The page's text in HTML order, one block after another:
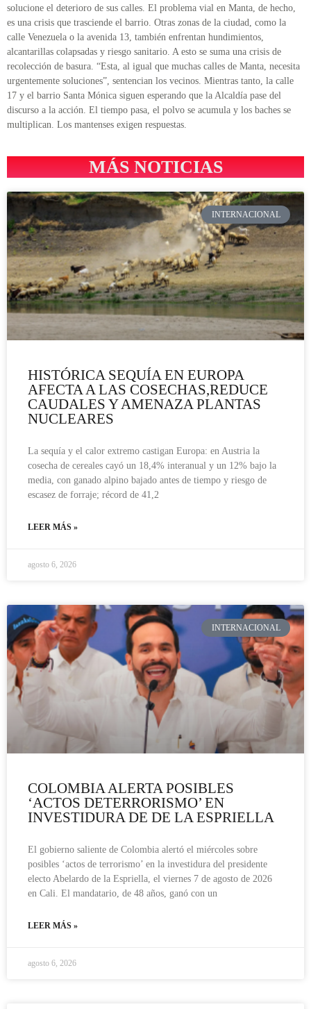
solucione el deterioro de sus calles. El problema vial en Manta, de hecho,
es una crisis que trasciende el barrio. Otras zonas de la ciudad, como la
calle Venezuela o la avenida 13, también enfrentan hundimientos,
alcantarillas colapsadas y riesgo sanitario. A esto se suma una crisis de
recolección de basura. “Esta, al igual que muchas calles de Manta, necesita
urgentemente soluciones”, sentencian los vecinos. Mientras tanto, la calle
17 y el barrio Santa Mónica siguen esperando que la Alcaldía pase del
discurso a la acción. El tiempo pasa, el polvo se acumula y los baches se
multiplican. Los mantenses exigen respuestas.
MÁS NOTICIAS
INTERNACIONAL
HISTÓRICA SEQUÍA EN EUROPA
AFECTA A LAS COSECHAS,REDUCE
CAUDALES Y AMENAZA PLANTAS
NUCLEARES
La sequía y el calor extremo castigan Europa: en Austria la
cosecha de cereales cayó un 18,4% interanual y un 12% bajo la
media, con ganado alpino bajado antes de tiempo y riesgo de
escasez de forraje; récord de 41,2
LEER MÁS »
agosto 6, 2026
INTERNACIONAL
COLOMBIA ALERTA POSIBLES
‘ACTOS DETERRORISMO’ EN
INVESTIDURA DE DE LA ESPRIELLA
El gobierno saliente de Colombia alertó el miércoles sobre
posibles ‘actos de terrorismo’ en la investidura del presidente
electo Abelardo de la Espriella, el viernes 7 de agosto de 2026
en Cali. El mandatario, de 48 años, ganó con un
LEER MÁS »
agosto 6, 2026